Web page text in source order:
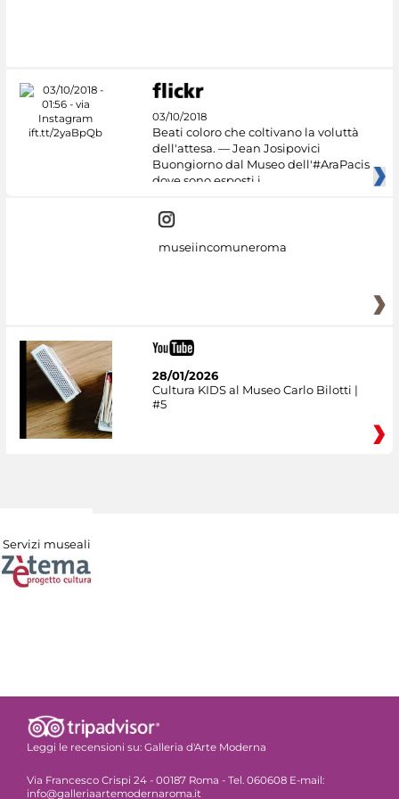
03/10/2018
Beati coloro che coltivano la voluttà
dell'attesa. — Jean Josipovici
Buongiorno dal Museo dell'#AraPacis
dove sono esposti i
museiincomuneroma
28/01/2026
Cultura KIDS al Museo Carlo Bilotti |
#5
Servizi museali
Leggi le recensioni su: Galleria d'Arte Moderna
Via Francesco Crispi 24 - 00187 Roma - Tel. 060608 E-mail:
info@galleriaartemodernaroma.it